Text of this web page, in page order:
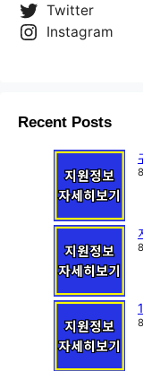
Twitter
Instagram
Recent Posts